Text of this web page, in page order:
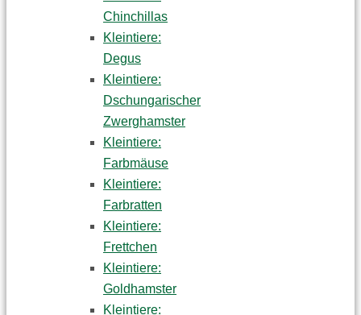
Chinchillas
Kleintiere:
Degus
Kleintiere:
Dschungarischer
Zwerghamster
Kleintiere:
Farbmäuse
Kleintiere:
Farbratten
Kleintiere:
Frettchen
Kleintiere:
Goldhamster
Kleintiere: